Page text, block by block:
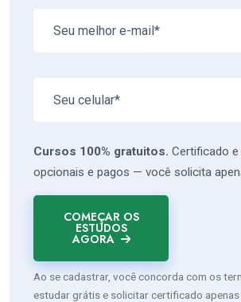
Cursos 100% gratuitos. Certificado
opcionais e pagos — você solicita
COMEÇAR OS
ESTUDOS
AGORA
Ao se cadastrar, você concorda com os
estudar grátis e solicitar certificado apenas